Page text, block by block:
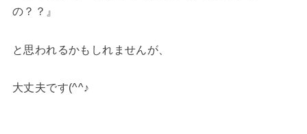
の？？』
と思われるかもしれませんが、
大丈夫です(^^♪